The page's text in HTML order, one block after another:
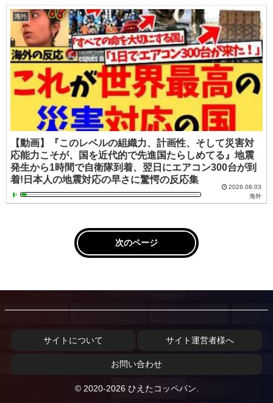
海外
【動画】『このレベルの組織力、計画性、そして災害対
応能力こそが、国を近代的で先進国たらしめてる』地震
発生から1時間で自衛隊到着、翌日にエアコン300台が到
着!日本人の地震対応の早さに驚愕の反応集
2026.08.03
海外
次のページ
サイトについて サイト運営者様へ
お問い合わせ
© 2020-2026 ひえたコッペパン.